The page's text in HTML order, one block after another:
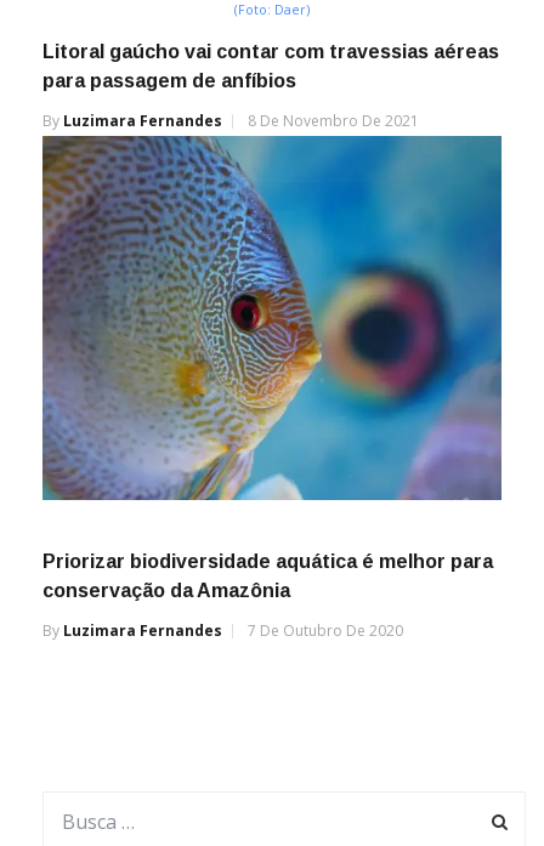
(Foto: Daer)
Litoral gaúcho vai contar com travessias aéreas
para passagem de anfíbios
By Luzimara Fernandes 8 De Novembro De 2021
Priorizar biodiversidade aquática é melhor para
conservação da Amazônia
By Luzimara Fernandes 7 De Outubro De 2020